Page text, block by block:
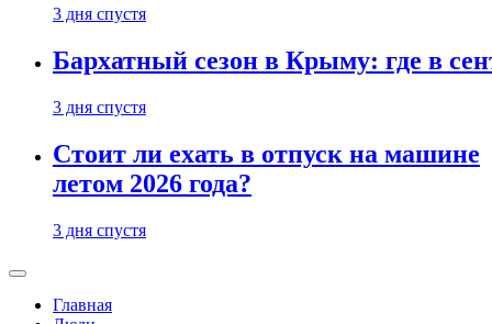
3 дня спустя
Бархатный сезон в Крыму: где в
3 дня спустя
Стоит ли ехать в отпуск на машине
летом 2026 года?
3 дня спустя
Главная